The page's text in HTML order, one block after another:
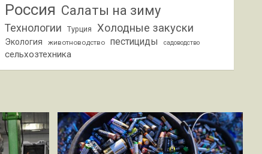
Россия Салаты на зиму
Технологии Турция Холодные закуски
Экология животноводство пестициды садоводство
сельхозтехника